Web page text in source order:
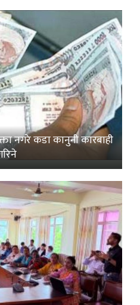
नगरे कडा कानुनी कारबाही